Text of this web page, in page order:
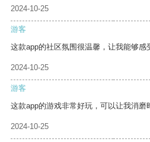
2024-10-25
游客
这款app的社区氛围很温馨，让我能够感
2024-10-25
游客
这款app的游戏非常好玩，可以让我消磨
2024-10-25